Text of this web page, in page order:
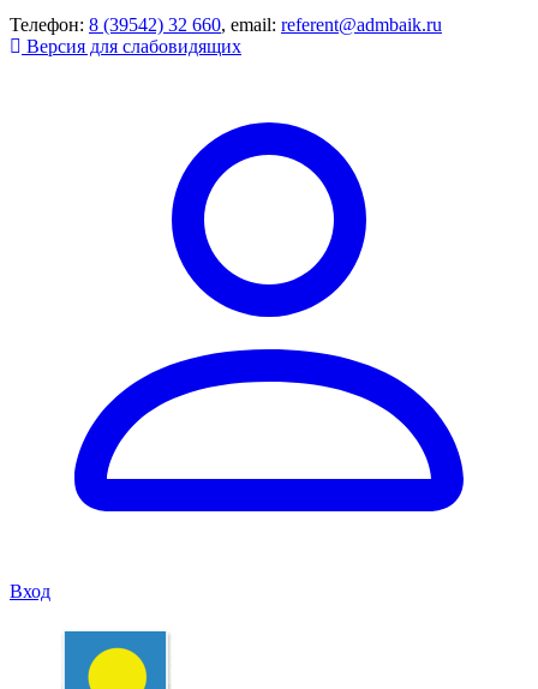
Телефон: 8 (39542) 32 660, email: referent@admbaik.ru
Версия для слабовидящих
Вход